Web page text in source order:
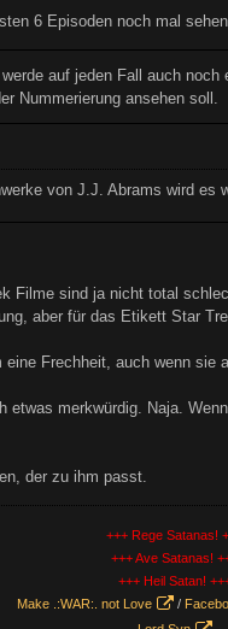
6 Episoden noch mal
auf jeden Fall auch
Nummerierung ansehen soll.
von J.J. Abrams wird es
Filme sind ja nicht total
aber für das Etikett Star
Frechheit, auch wenn
etwas merkwürdig. Naja.
der zu ihm passt.
+++ Rege Satanas!
+++ Ave Satanas!
+++ Heil Satan!
Make .:WAR:. not Love
/